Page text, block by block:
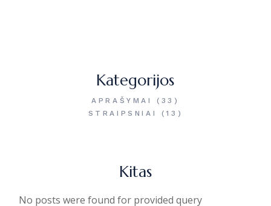
Kategorijos
APRAŠYMAI
(33)
STRAIPSNIAI
(13)
Kitas
No posts were found for provided query